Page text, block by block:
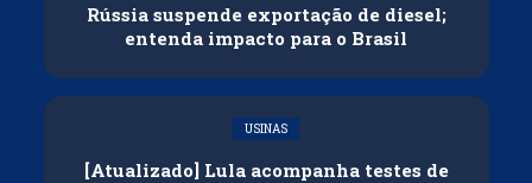
Rússia suspende exportação de diesel;
entenda impacto para o Brasil
USINAS
[Atualizado] Lula acompanha testes de